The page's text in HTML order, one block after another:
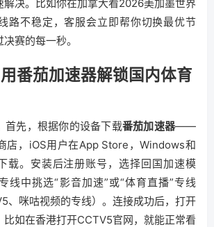
解决。比如你在加拿大看2026美加墨世界
路不稳定，客服会立即帮你切换最优节
赛的每一秒。
番茄加速器解锁国内体育
首先，根据你的设备下载番茄加速器——
店，iOS用户在App Store，Windows和
载。安装后注册账号，选择回国加速模
线中挑选“影音加速”或“体育直播”专线
、咪咕视频的专线）。连接成功后，打开
比如在香港打开CCTV5官网，就能正常看